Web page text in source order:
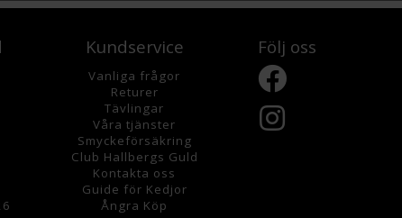
Kundservice
Vanliga frågor
Returer
Tävlingar
Våra tjänster
Smyckeförsäkring
Club Hallbergs Guld
Kontakta oss
Guide för Kedjor
Ångra Köp
Följ oss